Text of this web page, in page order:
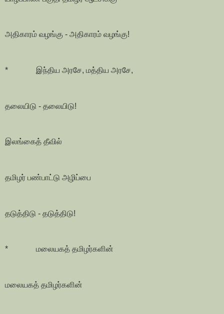
அதிகாரம் வழங்கு - அதிகாரம் வழங்கு!
* இந்திய அரசே, மத்திய அரசே,
தலையிடு - தலையிடு!
இலங்கைத் தீவில்
தமிழர் பண்பாட்டு அழிப்பை
தடுத்திடு - தடுத்திடு!
* மலையகத் தமிழர்களின்
மலையகத் தமிழர்களின்